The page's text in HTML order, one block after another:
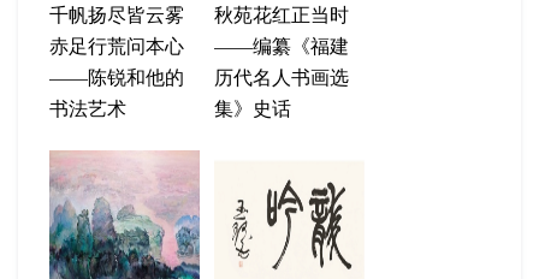
千帆扬尽皆云雾
赤足行荒问本心
——陈锐和他的
书法艺术
秋苑花红正当时
——编纂《福建
历代名人书画选
集》史话